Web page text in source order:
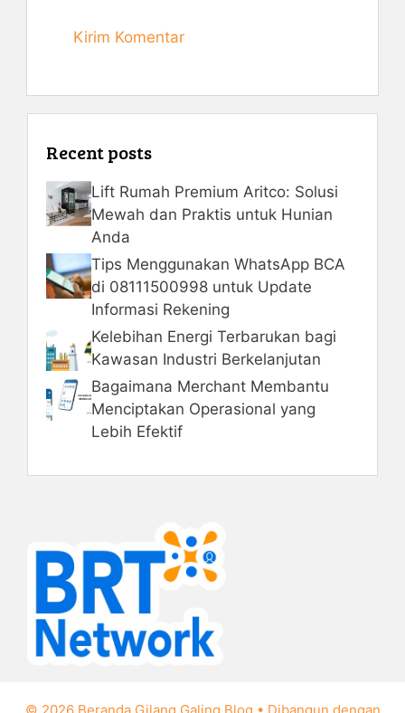
Recent posts
Lift Rumah Premium Aritco: Solusi
Mewah dan Praktis untuk Hunian
Anda
Tips Menggunakan WhatsApp BCA
di 08111500998 untuk Update
Informasi Rekening
Kelebihan Energi Terbarukan bagi
Kawasan Industri Berkelanjutan
Bagaimana Merchant Membantu
Menciptakan Operasional yang
Lebih Efektif